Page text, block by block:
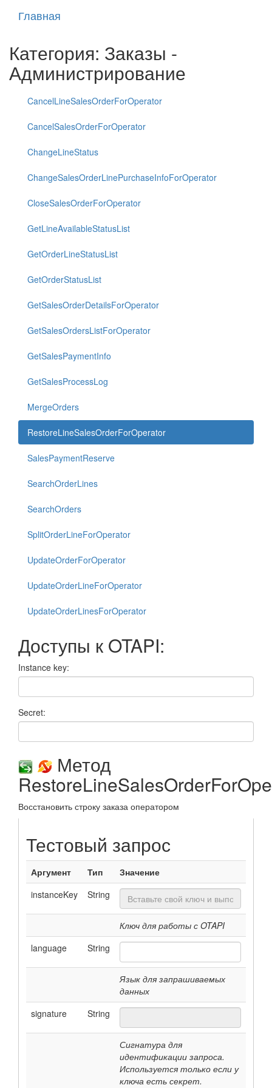
Главная
Категория: Заказы -
Администрирование
CancelLineSalesOrderForOperator
CancelSalesOrderForOperator
ChangeLineStatus
ChangeSalesOrderLinePurchaseInfoForOperator
CloseSalesOrderForOperator
GetLineAvailableStatusList
GetOrderLineStatusList
GetOrderStatusList
GetSalesOrderDetailsForOperator
GetSalesOrdersListForOperator
GetSalesPaymentInfo
GetSalesProcessLog
MergeOrders
RestoreLineSalesOrderForOperator
SalesPaymentReserve
SearchOrderLines
SearchOrders
SplitOrderLineForOperator
UpdateOrderForOperator
UpdateOrderLineForOperator
UpdateOrderLinesForOperator
Доступы к OTAPI:
Instance key:
Secret:
Метод
Восстановить строку заказа оператором
Тестовый запрос
Аргумент Тип
Значение
instanceKey
String
Ключ для работы с OTAPI
language
String
Язык для запрашиваемых
данных
signature
String
Сигнатура для
идентификации запроса.
Используется только если у
ключа есть секрет.